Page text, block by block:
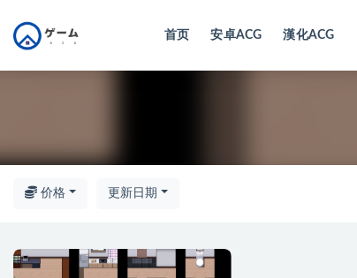
首页 安卓ACG 漢化ACG
价格 更新日期